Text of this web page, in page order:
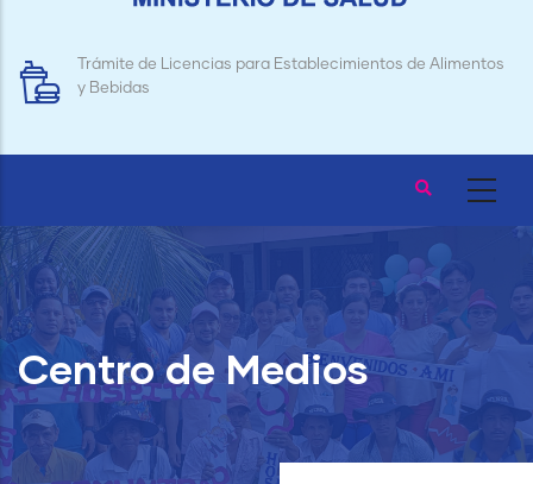
Trámite de Licencias para Establecimientos de Alimentos
y Bebidas
Centro de Medios